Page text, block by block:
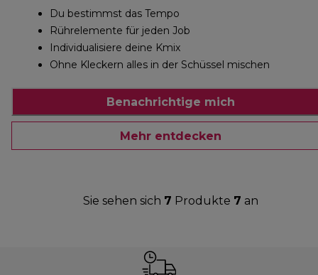
Du bestimmst das Tempo
Rührelemente für jeden Job
Individualisiere deine Kmix
Ohne Kleckern alles in der Schüssel mischen
Benachrichtige mich
Mehr entdecken
Sie sehen sich 7 Produkte 7 an